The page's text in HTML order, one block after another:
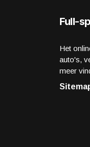
Full-
Het
auto's,
meer